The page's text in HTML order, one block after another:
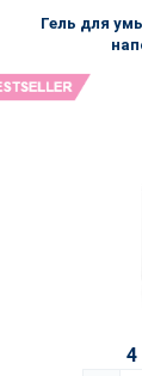
Гель для
4